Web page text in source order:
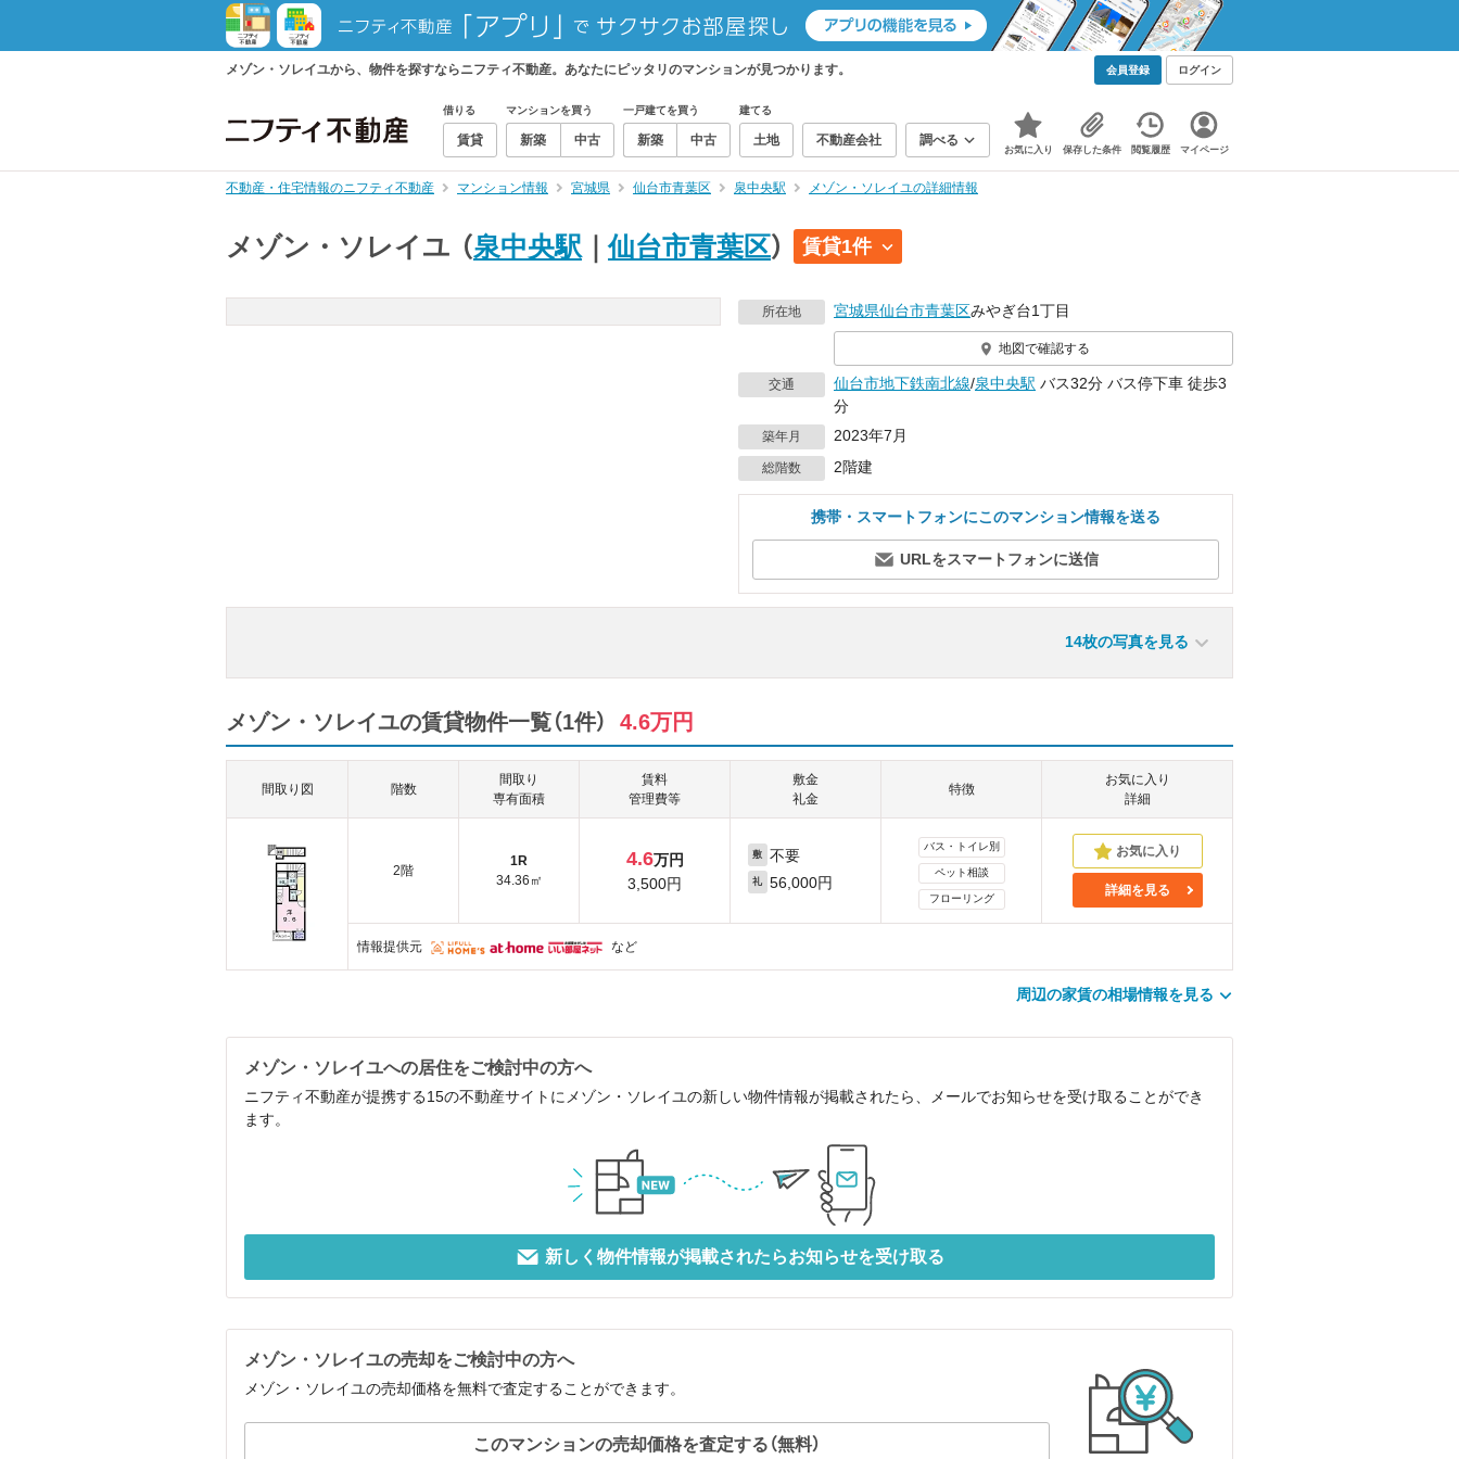
メゾン・ソレイユから、物件を探すならニフティ不動産。あなたにピッタリのマンションが見つかります。 会員登録 ログイン
借りる
賃貸
マンションを買う
新築 中古
一戸建てを買う
新築 中古
建てる
土地 不動産会社 調べる
お気に入り 保存した条件 閲覧履歴 マイページ
不動産・住宅情報のニフティ不動産 マンション情報 宮城県 仙台市青葉区 泉中央駅 メゾン・ソレイユの詳細情報
メゾン・ソレイユ （泉中央駅 ｜仙台市青葉区） 賃貸1件
所在地 宮城県仙台市青葉区みやぎ台1丁目
地図で確認する
交通 仙台市地下鉄南北線/泉中央駅 バス32分 バス停下車 徒歩3
分
築年月 2023年7月
総階数 2階建
携帯・スマートフォンにこのマンション情報を送る
URLをスマートフォンに送信
14枚の写真を見る
メゾン・ソレイユの賃貸物件一覧（1件） 4.6万円
間取り図 階数
間取り
専有面積
賃料
管理費等
敷金
礼金
特徴
お気に入り
詳細
2階
1R
34.36㎡
4.6万円
3,500円
敷 不要
礼 56,000円
バス・トイレ別
ペット相談
フローリング
詳細を見る
情報提供元 など
周辺の家賃の相場情報を見る
メゾン・ソレイユへの居住をご検討中の方へ
ニフティ不動産が提携する15の不動産サイトにメゾン・ソレイユの新しい物件情報が掲載されたら、メールでお知らせを受け取ることができ
ます。
新しく物件情報が掲載されたらお知らせを受け取る
メゾン・ソレイユの売却をご検討中の方へ
メゾン・ソレイユの売却価格を無料で査定することができます。
このマンションの売却価格を査定する（無料）